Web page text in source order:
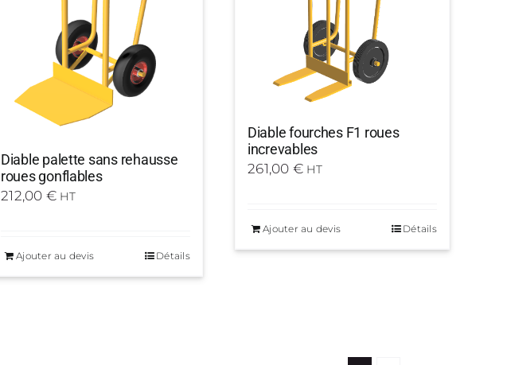
Diable palette sans rehausse
roues gonflables
212,00 € HT
Ajouter au devis Détails
Diable fourches F1 roues
increvables
261,00 € HT
Ajouter au devis Détails